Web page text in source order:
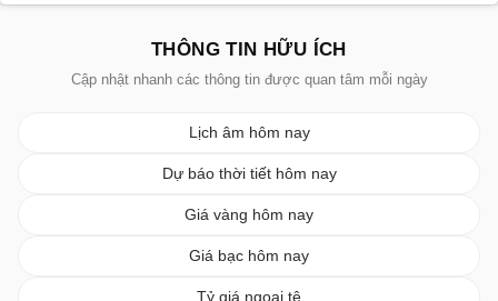
THÔNG TIN HỮU ÍCH
Cập nhật nhanh các thông tin được quan tâm mỗi ngày
Lịch âm hôm nay
Dự báo thời tiết hôm nay
Giá vàng hôm nay
Giá bạc hôm nay
Tỷ giá ngoại tệ